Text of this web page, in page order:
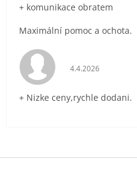
+ komunikace obratem
Maximální pomoc a ochota.
Hodnocení
4.4.2026
+ Nizke ceny,rychle dodani.
Z